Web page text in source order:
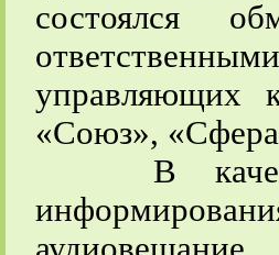
состоялся
управляющих
«Союз»,
В